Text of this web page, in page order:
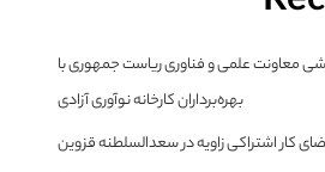
معاونت علمی و فناوری ریاست جمهوری با
بهره‌برداران کارخانه نوآوری آزادی
کار اشتراکی زاویه در سعدالسلطنه قزوین